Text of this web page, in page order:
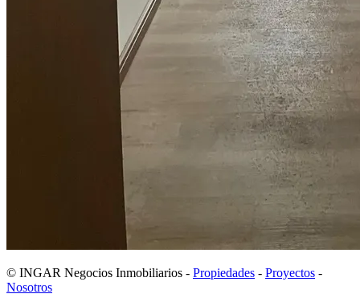
© INGAR Negocios Inmobiliarios - Propiedades - Proyectos -
Nosotros